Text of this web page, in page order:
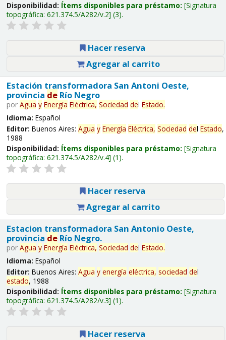
Disponibilidad: Ítems disponibles para préstamo: Signatura
topográfica: 621.374.5/A282/v.2 (3).
Hacer reserva
Agregar al carrito
Estación transformadora San Antoni Oeste,
provincia deRío Negro
por Agua y Energía Eléctrica, Sociedad del Estado.
Idioma: Español
Editor: Buenos Aires: Agua y Energía Eléctrica, Sociedad del Estado,
1988
Disponibilidad: Ítems disponibles para préstamo: Signatura
topográfica: 621.374.5/A282/v.4 (1).
Hacer reserva
Agregar al carrito
Estacion transformadora San Antonio Oeste,
provincia deRío Negro.
por Agua y Energía Eléctrica, Sociedad del Estado.
Idioma: Español
Editor: Buenos Aires: Agua y energía eléctrica, sociedad del
estado, 1988
Disponibilidad: Ítems disponibles para préstamo: Signatura
topográfica: 621.374.5/A282/v.3 (1).
Hacer reserva